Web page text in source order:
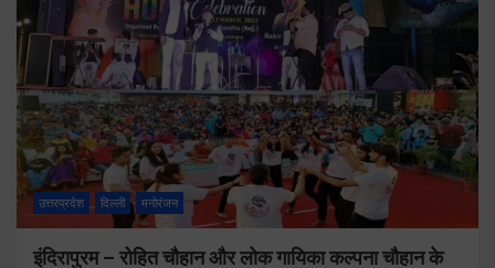
उत्तरप्रदेश दिल्ली मनोरंजन
इंदिरापुरम – रोहित चौहान और लोक गायिका कल्पना चौहान के